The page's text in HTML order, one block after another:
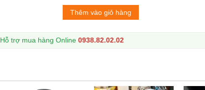
Thêm vào giỏ hàng
Hỗ trợ mua hàng Online 0938.82.02.02